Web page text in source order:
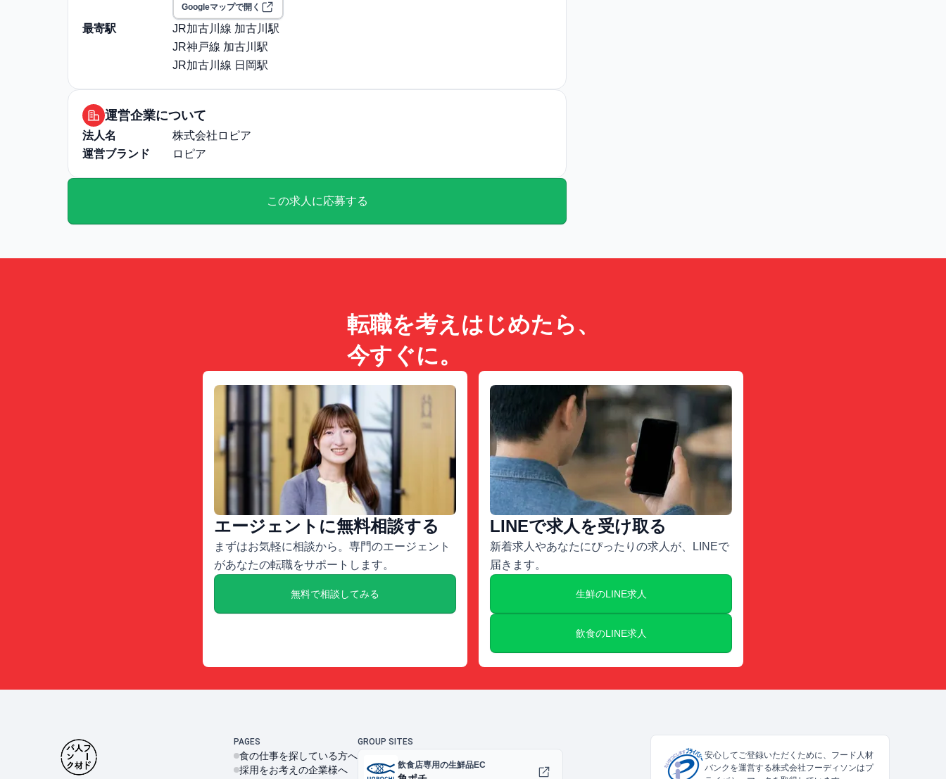
約社員)は、年間休日108日
退職・定年に関する補足: 定年60歳
通勤・住居に関する補足: 入社後の引っ越し費用は会社負担。車通勤の場合
1か月3000円の駐車代支払いが必要。ガソリン代や高速代（他店舗への応
Googleマップで開く
最寄駅
JR加古川線 加古川駅
JR神戸線 加古川駅
JR加古川線 日岡駅
運営企業について
法人名
株式会社ロピア
運営ブランド
ロピア
この求人に応募する
転職を考えはじめたら、
今すぐに。
エージェントに無料相談する
まずはお気軽に相談から。専門のエージェント
があなたの転職をサポートします。
無料で相談してみる
LINEで求人を受け取る
新着求人やあなたにぴったりの求人が、LINEで
届きます。
生鮮のLINE求人
飲食のLINE求人
PAGES
食の仕事を探している方へ
採用をお考えの企業様へ
GROUP SITES
飲食店専用の生鮮品EC
安心してご登録いただくために、フード人材
バンクを運営する株式会社フーディソンはプ